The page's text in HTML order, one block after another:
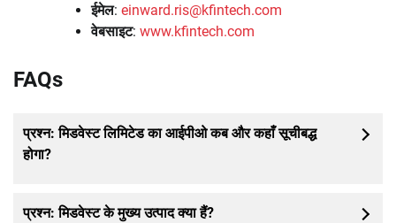
ईमेल: einward.ris@kfintech.com
वेबसाइट: www.kfintech.com
FAQs
प्रश्न: मिडवेस्ट लिमिटेड का आईपीओ कब और कहाँ सूचीबद्ध
होगा?
प्रश्न: मिडवेस्ट के मुख्य उत्पाद क्या हैं?